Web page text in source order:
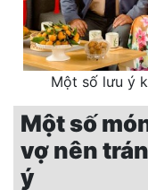
Một số lưu ý
Một số
vợ nên
ý